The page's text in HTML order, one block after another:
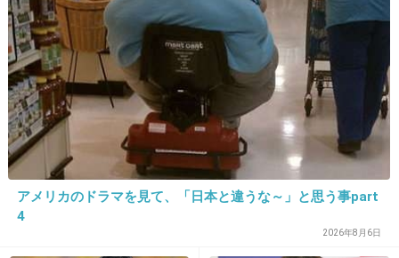
20. 匿名 2013/02/19(火) 16:34:01
＞市側が「篠田さんのイメージを損ない、迷惑
をかける」と判断
それは建前すよね、よくわかりますよ（笑）
て」
アメリカのドラマを見て、「日本と違うな～」と思う事part
4
2026年8月6日